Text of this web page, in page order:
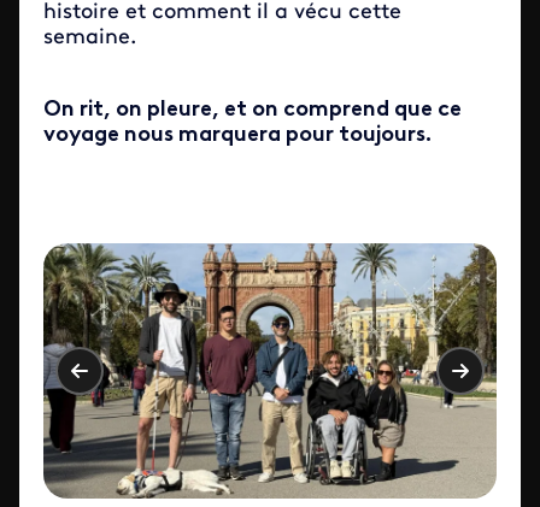
histoire et comment il a vécu cette
semaine.
On rit, on pleure, et on comprend que ce
voyage nous marquera pour toujours.